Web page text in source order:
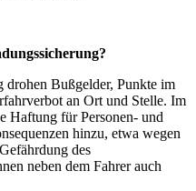
drohen Bußgelder, Punkte im
an Ort und Stelle. Im
Haftung für Personen- und
hinzu, etwa wegen
des
neben dem Fahrer auch